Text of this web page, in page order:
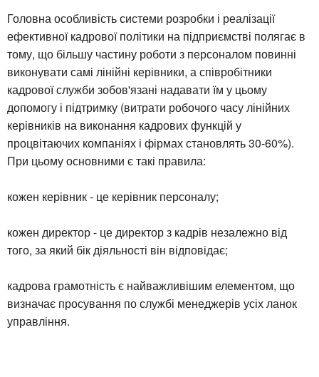
Головна особливість системи розробки і реалізації
ефективної кадрової політики на підприємстві полягає в
тому, що більшу частину роботи з персоналом повинні
виконувати самі лінійні керівники, а співробітники
кадрової служби зобов'язані надавати їм у цьому
допомогу і підтримку (витрати робочого часу лінійних
керівників на виконання кадрових функцій у
процвітаючих компаніях і фірмах становлять 30-60%).
При цьому основними є такі правила:
кожен керівник - це керівник персоналу;
кожен директор - це директор з кадрів незалежно від
того, за який бік діяльності він відповідає;
кадрова грамотність є найважливішим елементом, що
визначає просування по службі менеджерів усіх ланок
управління.